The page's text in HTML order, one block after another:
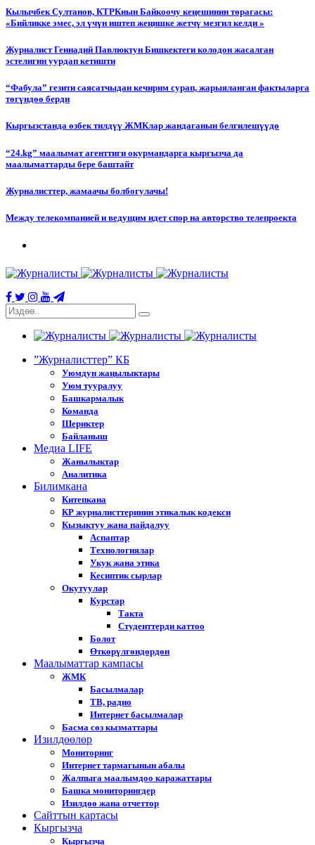
Кылычбек Султанов, КТРКнын Байкоочу кеңешинин төрагасы:
«Бийликке эмес, эл үчүн иштеп жеңишке жетчү мезгил келди »
Журналист Геннадий Павлюктун Бишкектеги колодон жасалган
эстелигин уурдап кетишти
“Фабула” гезити саясатчыдан кечирим сурап, жарыяланган фактыларга
төгүндөө берди
Кыргызстанда өзбек тилдүү ЖМКлар жандаганын белгилешүүдө
“24.kg” маалымат агенттиги окурмандарга кыргызча да
маалыматтарды бере баштайт
Журналисттер, жамаачы болбогулачы!
Между телекомпанией и ведущим идет спор на авторство телепроекта
”Журналисттер” КБ
Уюмдун жаңылыктары
Уюм тууралуу
Башкармалык
Команда
Шериктер
Байланыш
Медиа LIFE
Жанылыктар
Аналитика
Билимкана
Китепкана
КР журналисттеринин этикалык кодекси
Кызыктуу жана пайдалуу
Аспаптар
Технологиялар
Укук жана этика
Кесиптик сырлар
Окутуулар
Курстар
Такта
Студенттерди каттоо
Болот
Өткөрүлгөндөрдөн
Маалыматтар кампасы
ЖМК
Басылмалар
ТВ, радио
Интернет басылмалар
Басма сөз кызматтары
Изилдөөлөр
Мониторинг
Интернет тармагынын абалы
Жалпыга маалымдоо каражаттары
Башка мониторингдер
Изилдөө жана отчеттор
Cайттын картасы
Кыргызча
Кыргызча